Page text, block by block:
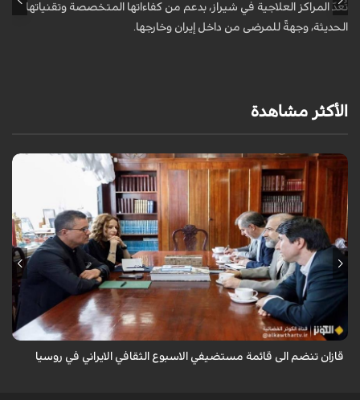
تُعدّ المراكز العلاجية في شيراز، بدعم من كفاءاتها المتخصّصة وتقنياتها
الحديثة، وجهةً للمرضى من داخل إيران وخارجها.
الأكثر مشاهدة
قال سفير ايران لدى روسيا كاظم جلالي انه تمت اضافة مدينة قازان مركز
تترستان الى قائمة مستضيفي الاسبوع الثقافي الايراني في روسيا موضحا ان
هذه التظاهرة ...
قازان تنضم الى قائمة مستضيفي الاسبوع الثقافي الايراني في روسيا